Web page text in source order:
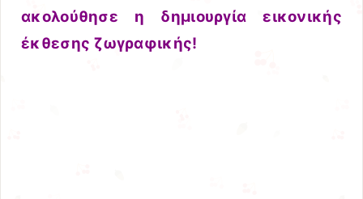
ακολούθησε η δημιουργία εικονικής
έκθεσης ζωγραφικής!